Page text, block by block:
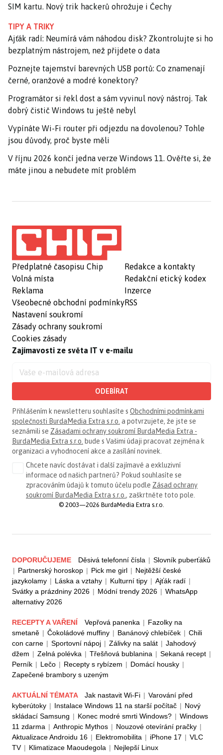
SIM kartu. Nový trik hackerů ohrožuje i Čechy
TIPY A TRIKY
Ajťák radí: Neumírá vám náhodou disk? Zkontrolujte si ho
bezplatným nástrojem, než přijdete o data
Poznejte tajemství barevných USB portů: Co znamenají
černé, oranžové a modré konektory?
Programátor si řekl dost a sám vyvinul nový nástroj. Tak
dobrý čistič Windows tu ještě nebyl
Vypínáte Wi-Fi router při odjezdu na dovolenou? Tohle
jsou důvody, proč byste měli
V říjnu 2026 končí jedna verze Windows 11. Ověřte si, že
máte jinou a nebudete mít problém
Předplatné časopisu Chip
Volná místa
Reklama
Všeobecné obchodní podmínky
Nastavení soukromí
Zásady ochrany soukromí
Cookies zásady
Redakce a kontakty
Redakční etický kodex
Inzerce
RSS
Zajímavosti ze světa IT v e-mailu
ODEBÍRAT
Přihlášením k newsletteru souhlasíte s Obchodními podmínkami
společnosti BurdaMedia Extra s.r.o. a potvrzujete, že jste se
seznámili se Zásadami ochrany soukromí BurdaMedia Extra -
BurdaMedia Extra s.r.o. bude s Vašimi údaji pracovat zejména k
organizaci a vyhodnocení akce a zasílání novinek.
Chcete navíc dostávat i další zajímavé a exkluzivní
informace od našich partnerů? Pokud souhlasíte se
zpracováním údajů k tomuto účelu podle Zásad ochrany
soukromí BurdaMedia Extra s.r.o., zaškrtněte toto pole.
© 2003—2026 BurdaMedia Extra s.r.o.
DOPORUČUJEME Děsivá telefonní čísla | Slovník puberťáků
| Partnerský horoskop | Pick me girl | Nejtěžší české
jazykolamy | Láska a vztahy | Kulturní tipy | Ajťák radí |
Svátky a prázdniny 2026 | Módní trendy 2026 | WhatsApp
alternativy 2026
RECEPTY A VAŘENÍ Vepřová panenka | Fazolky na
smetaně | Čokoládové muffiny | Banánový chlebíček | Chili
con carne | Sportovní nápoj | Zálivky na salát | Jahodový
džem | Zelná polévka | Třešňová bublanina | Sekaná recept |
Perník | Lečo | Recepty s rybízem | Domácí housky |
Zapečené brambory s uzeným
AKTUÁLNÍ TÉMATA Jak nastavit Wi-Fi | Varování před
kyberútoky | Instalace Windows 11 na starší počítač | Nový
skládací Samsung | Konec modré smrti Windows? | Windows
11 zdarma | Anthropic Mythos | Nouzové otevírání pračky |
Aktualizace Androidu 16 | Elektromobilita | iPhone 17 | VLC
TV | Klimatizace Maoudegola | Nejlepší Linux